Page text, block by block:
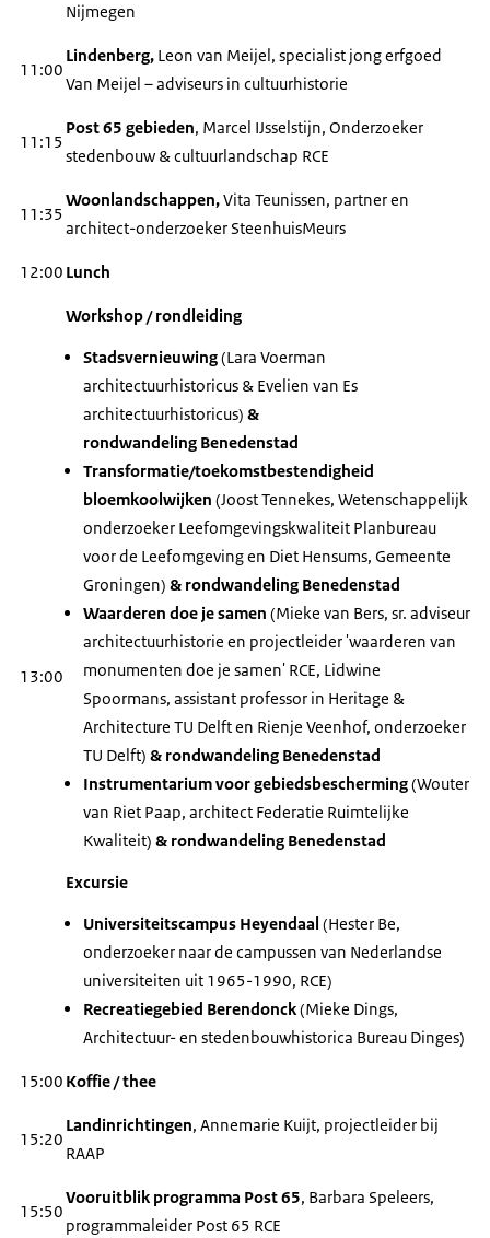
Nijmegen
11:00
Lindenberg, Leon van Meijel, specialist jong erfgoed
Van Meijel – adviseurs in cultuurhistorie
11:15
Post 65 gebieden, Marcel IJsselstijn, Onderzoeker
stedenbouw & cultuurlandschap RCE
11:35
Woonlandschappen,Vita Teunissen, partner en
architect-onderzoeker SteenhuisMeurs
12:00 Lunch
13:00
Workshop / rondleiding
Stadsvernieuwing(Lara Voerman
architectuurhistoricus & Evelien van Es
architectuurhistoricus) &
rondwandeling Benedenstad
Transformatie/toekomstbestendigheid
bloemkoolwijken (Joost Tennekes, Wetenschappelijk
onderzoeker Leefomgevingskwaliteit Planbureau
voor de Leefomgeving en Diet Hensums, Gemeente
Groningen) & rondwandeling Benedenstad
Waarderen doe je samen (Mieke van Bers, sr. adviseur
architectuurhistorie en projectleider 'waarderen van
monumenten doe je samen' RCE, Lidwine
Spoormans, assistant professor in Heritage &
Architecture TU Delft en Rienje Veenhof, onderzoeker
TU Delft) & rondwandeling Benedenstad
Instrumentarium voor gebiedsbescherming(Wouter
van Riet Paap, architect Federatie Ruimtelijke
Kwaliteit) & rondwandeling Benedenstad
Excursie
Universiteitscampus Heyendaal (Hester Be,
onderzoeker naar de campussen van Nederlandse
universiteiten uit 1965-1990, RCE)
Recreatiegebied Berendonck(Mieke Dings,
Architectuur- en stedenbouwhistorica Bureau Dinges)
15:00 Koffie / thee
15:20
Landinrichtingen, Annemarie Kuijt, projectleider bij
RAAP
15:50
Vooruitblik programma Post 65, Barbara Speleers,
programmaleider Post 65 RCE